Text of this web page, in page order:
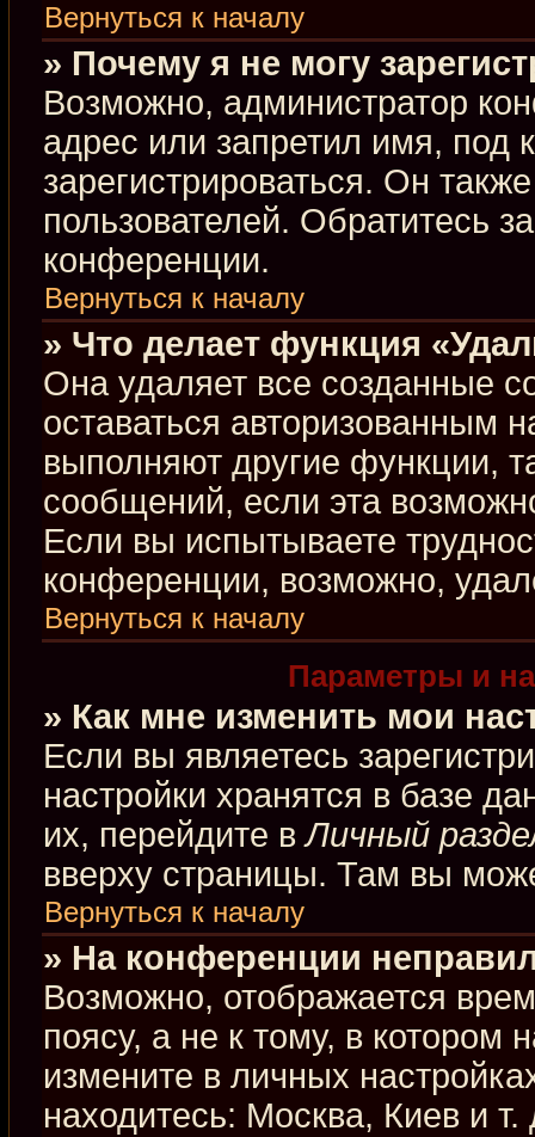
Вернуться к началу
» Почему я не могу
Возможно, администратор
адрес или запретил имя, под
зарегистрироваться. Он
пользователей. Обратитесь
конференции.
Вернуться к началу
» Что делает функция
Она удаляет все созданные
оставаться авторизованным
выполняют другие функции,
сообщений, если эта
Если вы испытываете
конференции, возможно,
Вернуться к началу
Параметры и
» Как мне изменить мои
Если вы являетесь
настройки хранятся в базе
их, перейдите вЛичный
вверху страницы. Там вы
Вернуться к началу
» На конференции
Возможно, отображается
поясу, а не к тому, в котором
измените в личных
находитесь: Москва, Киев и